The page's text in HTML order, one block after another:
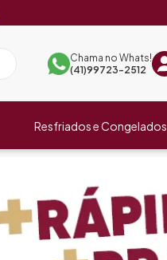
Chama no Whats!
(41)99723-2512
Resfriados e Congelados